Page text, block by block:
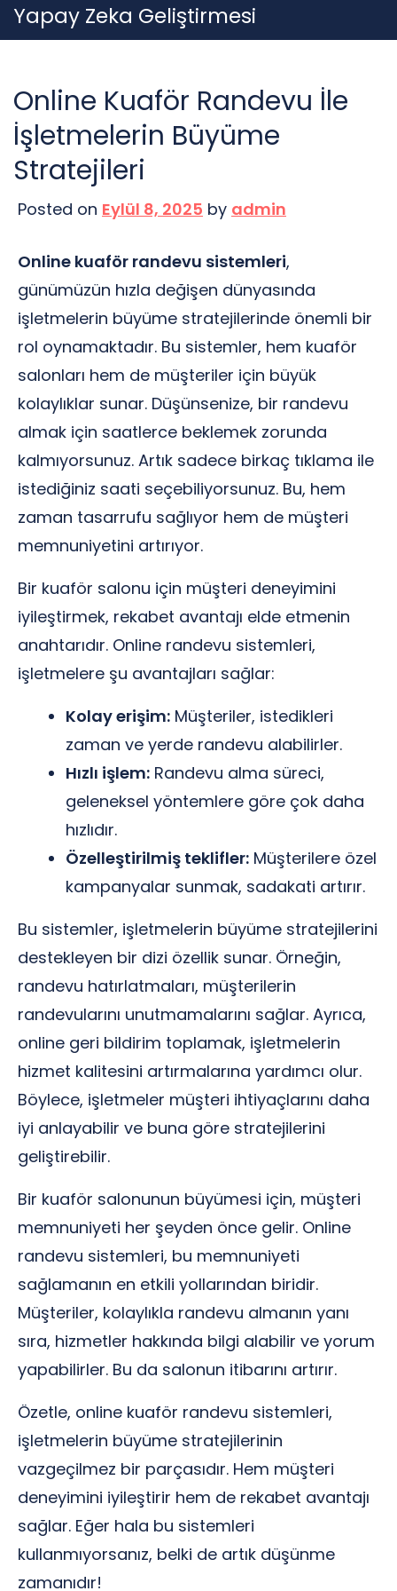
Skip
to
Yapay Zeka Geliştirmesi
Online Kuaför Randevu İle
İşletmelerin Büyüme
Stratejileri
Posted on Eylül 8, 2025 by admin
Online kuaför randevu sistemleri,
günümüzün hızla değişen dünyasında
işletmelerin büyüme stratejilerinde önemli bir
rol oynamaktadır. Bu sistemler, hem kuaför
salonları hem de müşteriler için büyük
kolaylıklar sunar. Düşünsenize, bir randevu
almak için saatlerce beklemek zorunda
kalmıyorsunuz. Artık sadece birkaç tıklama ile
istediğiniz saati seçebiliyorsunuz. Bu, hem
zaman tasarrufu sağlıyor hem de müşteri
memnuniyetini artırıyor.
Bir kuaför salonu için müşteri deneyimini
iyileştirmek, rekabet avantajı elde etmenin
anahtarıdır. Online randevu sistemleri,
işletmelere şu avantajları sağlar:
Kolay erişim: Müşteriler, istedikleri
zaman ve yerde randevu alabilirler.
Hızlı işlem: Randevu alma süreci,
geleneksel yöntemlere göre çok daha
hızlıdır.
Özelleştirilmiş teklifler: Müşterilere özel
kampanyalar sunmak, sadakati artırır.
Bu sistemler, işletmelerin büyüme stratejilerini
destekleyen bir dizi özellik sunar. Örneğin,
randevu hatırlatmaları, müşterilerin
randevularını unutmamalarını sağlar. Ayrıca,
online geri bildirim toplamak, işletmelerin
hizmet kalitesini artırmalarına yardımcı olur.
Böylece, işletmeler müşteri ihtiyaçlarını daha
iyi anlayabilir ve buna göre stratejilerini
geliştirebilir.
Bir kuaför salonunun büyümesi için, müşteri
memnuniyeti her şeyden önce gelir. Online
randevu sistemleri, bu memnuniyeti
sağlamanın en etkili yollarından biridir.
Müşteriler, kolaylıkla randevu almanın yanı
sıra, hizmetler hakkında bilgi alabilir ve yorum
yapabilirler. Bu da salonun itibarını artırır.
Özetle, online kuaför randevu sistemleri,
işletmelerin büyüme stratejilerinin
vazgeçilmez bir parçasıdır. Hem müşteri
deneyimini iyileştirir hem de rekabet avantajı
sağlar. Eğer hala bu sistemleri
kullanmıyorsanız, belki de artık düşünme
zamanıdır!